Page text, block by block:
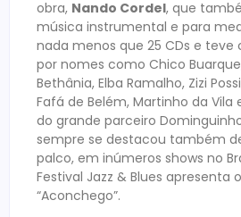
obra, Nando Cordel, que
música instrumental e para
nada menos que 25 CDs e teve
por nomes como Chico
Bethânia, Elba Ramalho, Zizi
Fafá de Belém, Martinho da Vila
do grande parceiro
sempre se destacou também
palco, em inúmeros shows no
Festival Jazz & Blues apresenta
“Aconchego”.